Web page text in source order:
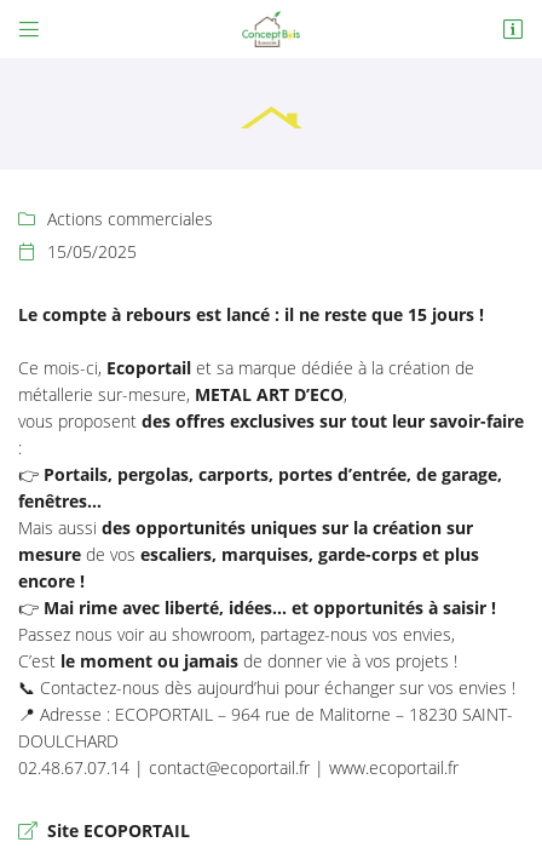
 
 Adresse email de réception
En cochant cette case, vous consentez à recevoir nos propositions commerciales à
 Actions commerciales
 15/05/2025
Le compte à rebours est lancé : il ne reste que 15 jours !
Ce mois-ci, Ecoportail et sa marque dédiée à la création de
métallerie sur-mesure, METAL ART D’ECO,
vous proposent des offres exclusives sur tout leur savoir-faire
:
👉 Portails, pergolas, carports, portes d’entrée, de garage,
fenêtres…
Mais aussi des opportunités uniques sur la création sur
mesure de vos escaliers, marquises, garde-corps et plus
encore !
👉 Mai rime avec liberté, idées… et opportunités à saisir !
Passez nous voir au showroom, partagez-nous vos envies,
C’est le moment ou jamais de donner vie à vos projets !
📞 Contactez-nous dès aujourd’hui pour échanger sur vos envies !
📍 Adresse : ECOPORTAIL – 964 rue de Malitorne – 18230 SAINT-
DOULCHARD
02.48.67.07.14 | contact@ecoportail.fr | www.ecoportail.fr
Site ECOPORTAIL